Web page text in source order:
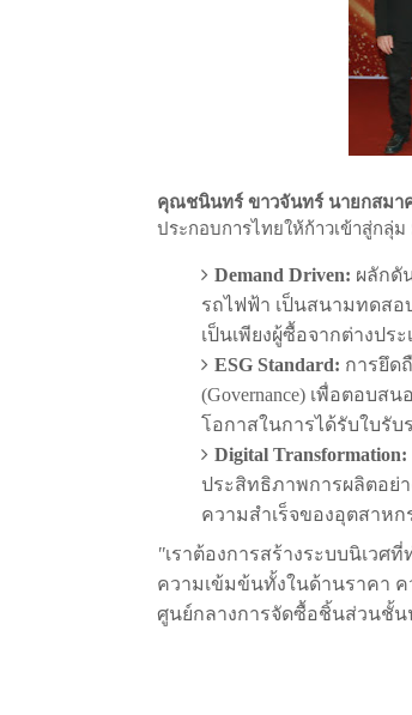
คุณชนินทร์ ขาวจันทร์ นายกสมา
ประกอบการไทยให้ก้าวเข้าสู่กลุ่ม
Demand Driven: ผลักดั
รถไฟฟ้า เป็นสนามทดสอ
เป็นเพียงผู้ซื้อจากต่างประ
ESG Standard: การยึด
(Governance) เพื่อตอบสน
โอกาสในการได้รับใบรับ
Digital Transformation:
ประสิทธิภาพการผลิตอย่
ความสำเร็จของอุตสาห
"เราต้องการสร้างระบบนิเวศ
ความเข้มข้นทั้งในด้านราคา ค
ศูนย์กลางการจัดซื้อชิ้นส่วนชั้